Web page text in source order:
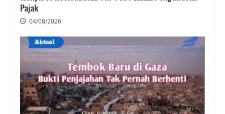
Pajak
04/08/2026